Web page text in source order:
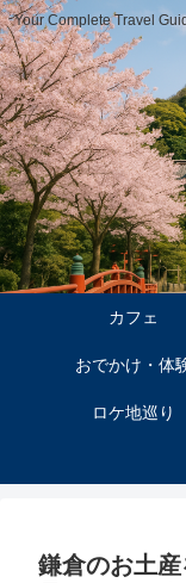
Your Complete Travel
カフェ
おでかけ・体
ロケ地巡り
鎌倉のお土